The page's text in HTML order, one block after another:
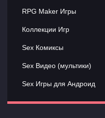
RPG Maker Игры
Коллекции Игр
Sex Комиксы
Sex Видео (мультики)
Sex Игры для Андроид